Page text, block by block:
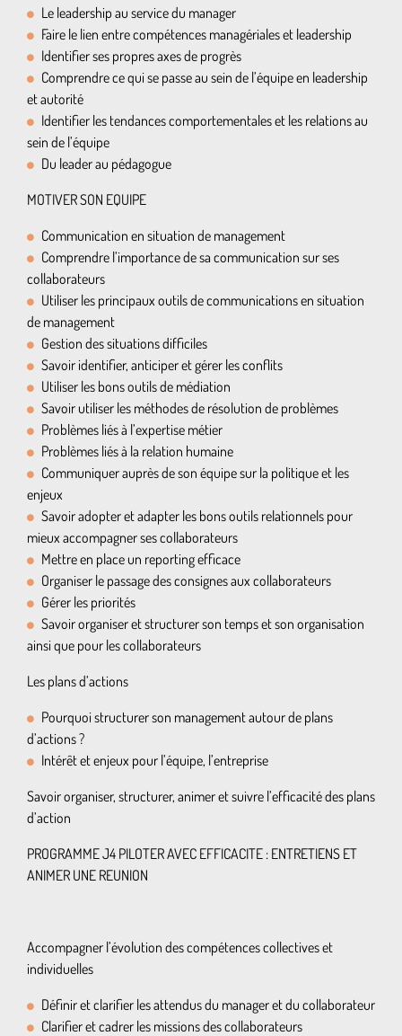
Le leadership au service du manager
Faire le lien entre compétences managériales et leadership
Identifier ses propres axes de progrès
Comprendre ce qui se passe au sein de l’équipe en leadership
et autorité
Identifier les tendances comportementales et les relations au
sein de l’équipe
Du leader au pédagogue
MOTIVER SON EQUIPE
Communication en situation de management
Comprendre l’importance de sa communication sur ses
collaborateurs
Utiliser les principaux outils de communications en situation
de management
Gestion des situations difficiles
Savoir identifier, anticiper et gérer les conflits
Utiliser les bons outils de médiation
Savoir utiliser les méthodes de résolution de problèmes
Problèmes liés à l’expertise métier
Problèmes liés à la relation humaine
Communiquer auprès de son équipe sur la politique et les
enjeux
Savoir adopter et adapter les bons outils relationnels pour
mieux accompagner ses collaborateurs
Mettre en place un reporting efficace
Organiser le passage des consignes aux collaborateurs
Gérer les priorités
Savoir organiser et structurer son temps et son organisation
ainsi que pour les collaborateurs
Les plans d’actions
Pourquoi structurer son management autour de plans
d’actions ?
Intérêt et enjeux pour l’équipe, l’entreprise
Savoir organiser, structurer, animer et suivre l’efficacité des plans
d’action
PROGRAMME J4 PILOTER AVEC EFFICACITE : ENTRETIENS ET
ANIMER UNE REUNION
Accompagner l’évolution des compétences collectives et
individuelles
Définir et clarifier les attendus du manager et du collaborateur
Clarifier et cadrer les missions des collaborateurs